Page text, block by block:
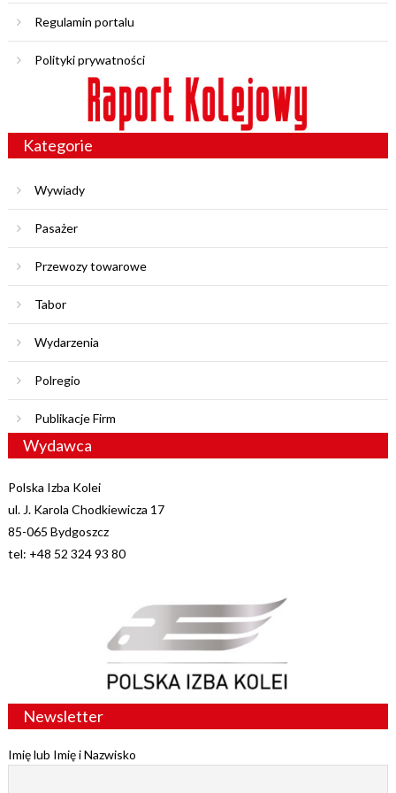
Regulamin portalu
Polityki prywatności
Kategorie
Wywiady
Pasażer
Przewozy towarowe
Tabor
Wydarzenia
Polregio
Publikacje Firm
Wydawca
Polska Izba Kolei
ul. J. Karola Chodkiewicza 17
85-065 Bydgoszcz
tel: +48 52 324 93 80
Newsletter
Imię lub Imię i Nazwisko